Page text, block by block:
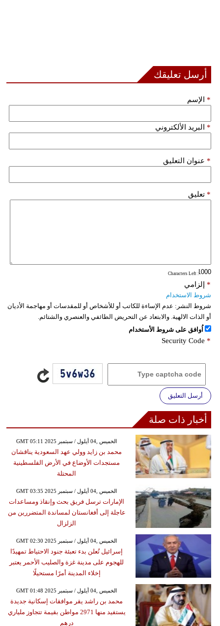
أرسل تعليقك
الإسم *
البريد الألكتروني *
عنوان التعليق *
تعليق *
: Characters Left
إلزامي *
شروط الاستخدام
شروط النشر: عدم الإساءة للكاتب أو للأشخاص أو للمقدسات أو مهاجمة الأديان
أو الذات الالهية. والابتعاد عن التحريض الطائفي والعنصري والشتائم.
اُوافق على شروط الأستخدام
Security Code *
أرسل التعليق
أخبار ذات صلة
GMT 05:11 2025 الخميس ,04 أيلول / سبتمبر
محمد بن زايد وولي عهد السعودية يناقشان
مستجدات الأوضاع في الأرض الفلسطينية
المحتلة
GMT 03:35 2025 الخميس ,04 أيلول / سبتمبر
الإمارات ترسل فريق بحث وإنقاذ ومساعدات
عاجلة إلى أفغانستان لمساندة المتضررين من
الزلزال
GMT 02:30 2025 الخميس ,04 أيلول / سبتمبر
إسرائيل تُعلن بدء تعبئة جنود الاحتياط تمهيدًا
للهجوم على مدينة غزة والصليب الأحمر يعتبر
إخلاء المدينة أمرًا مستحيلًا
GMT 01:48 2025 الخميس ,04 أيلول / سبتمبر
محمد بن راشد يقر موافقات إسكانية جديدة
يستفيد منها 2971 مواطن بقيمة تتجاوز ملياري
درهم